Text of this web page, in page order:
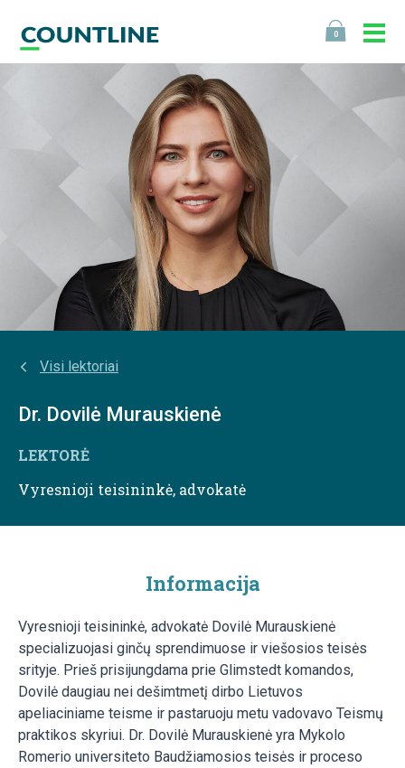
0
Visi lektoriai
Dr. Dovilė Murauskienė
LEKTORĖ
Vyresnioji teisininkė, advokatė
Informacija
Vyresnioji teisininkė, advokatė Dovilė Murauskienė
specializuojasi ginčų sprendimuose ir viešosios teisės
srityje. Prieš prisijungdama prie Glimstedt komandos,
Dovilė daugiau nei dešimtmetį dirbo Lietuvos
apeliaciniame teisme ir pastaruoju metu vadovavo Teismų
praktikos skyriui. Dr. Dovilė Murauskienė yra Mykolo
Romerio universiteto Baudžiamosios teisės ir proceso